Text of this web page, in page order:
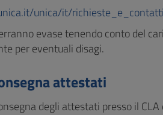
unica/it/
evase tenendo conto del
per eventuali disagi.
attestati
degli attestati presso il